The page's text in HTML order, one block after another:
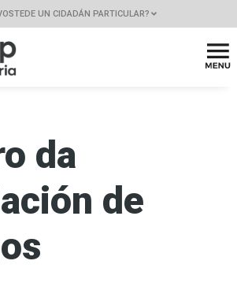
UN CIDADÁN PARTICULAR?
da
de